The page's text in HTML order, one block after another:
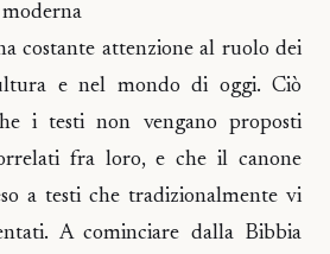
costante attenzione al ruolo dei
e nel mondo di oggi. Ciò
i testi non vengano proposti
fra loro, e che il canone
a testi che tradizionalmente vi
A cominciare dalla Bibbia